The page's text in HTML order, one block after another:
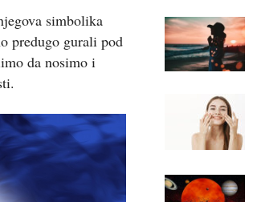
simbolika
predugo gurali pod
da nosimo i